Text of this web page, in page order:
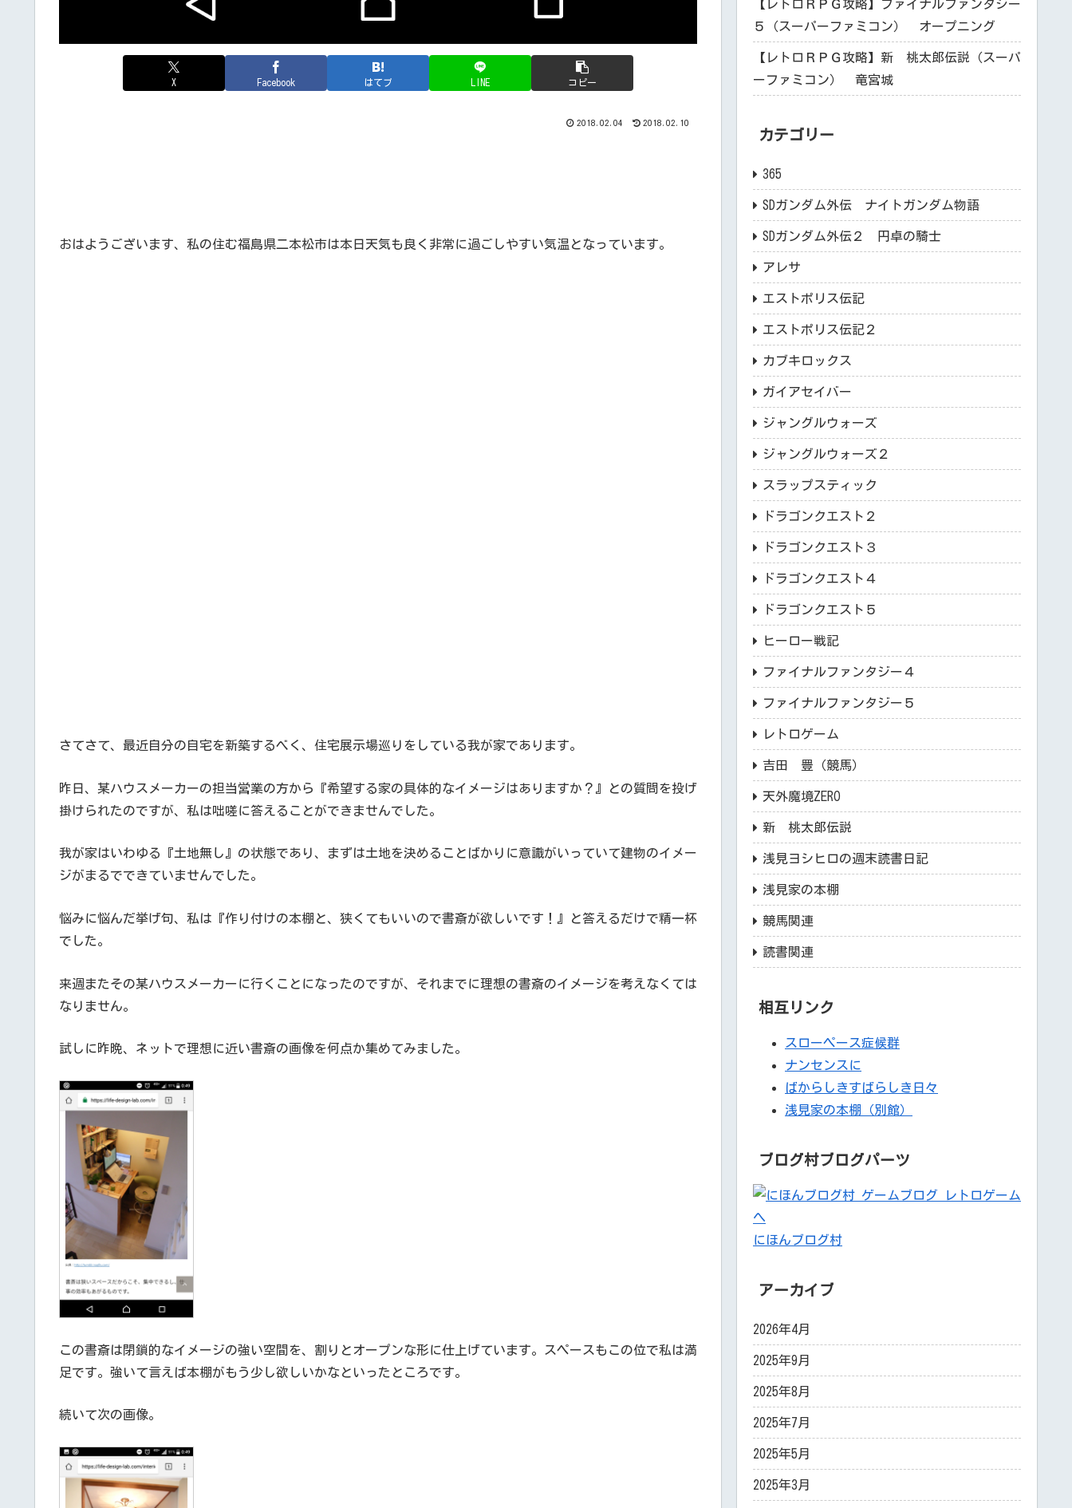
X Facebook はてブ LINE コピー
2018.02.04 2018.02.10
おはようございます、私の住む福島県二本松市は本日天気も良く非常に過ごしやすい気温となっています。
さてさて、最近自分の自宅を新築するべく、住宅展示場巡りをしている我が家であります。
昨日、某ハウスメーカーの担当営業の方から『希望する家の具体的なイメージはありますか？』との質問を投げ
掛けられたのですが、私は咄嗟に答えることができませんでした。
我が家はいわゆる『土地無し』の状態であり、まずは土地を決めることばかりに意識がいっていて建物のイメー
ジがまるでできていませんでした。
悩みに悩んだ挙げ句、私は『作り付けの本棚と、狭くてもいいので書斎が欲しいです！』と答えるだけで精一杯
でした。
来週またその某ハウスメーカーに行くことになったのですが、それまでに理想の書斎のイメージを考えなくては
なりません。
試しに昨晩、ネットで理想に近い書斎の画像を何点か集めてみました。
この書斎は閉鎖的なイメージの強い空間を、割りとオープンな形に仕上げています。スペースもこの位で私は満
足です。強いて言えば本棚がもう少し欲しいかなといったところです。
続いて次の画像。
【レトロＲＰＧ攻略】ファイナルファンタジー
５（スーパーファミコン） オープニング
【レトロＲＰＧ攻略】新 桃太郎伝説（スーパ
ーファミコン） 竜宮城
カテゴリー
365
SDガンダム外伝 ナイトガンダム物語
SDガンダム外伝２ 円卓の騎士
アレサ
エストポリス伝記
エストポリス伝記２
カブキロックス
ガイアセイバー
ジャングルウォーズ
ジャングルウォーズ２
スラップスティック
ドラゴンクエスト２
ドラゴンクエスト３
ドラゴンクエスト４
ドラゴンクエスト５
ヒーロー戦記
ファイナルファンタジー４
ファイナルファンタジー５
レトロゲーム
吉田 豊（競馬）
天外魔境ZERO
新 桃太郎伝説
浅見ヨシヒロの週末読書日記
浅見家の本棚
競馬関連
読書関連
相互リンク
スローペース症候群
ナンセンスに
ばからしきすばらしき日々
浅見家の本棚（別館）
ブログ村ブログパーツ
にほんブログ村
アーカイブ
2026年4月
2025年9月
2025年8月
2025年7月
2025年5月
2025年3月